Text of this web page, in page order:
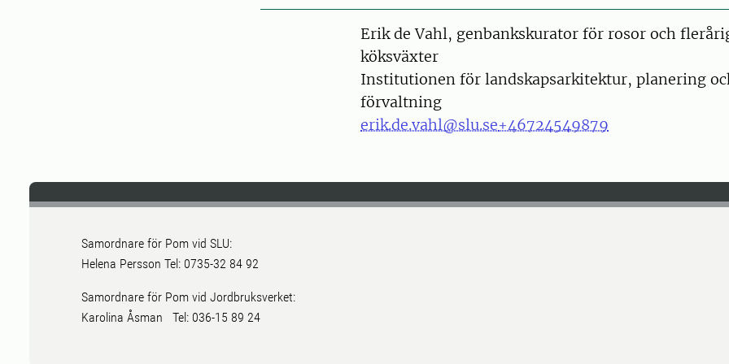
PersonErik de Vahl, genbankskurator för rosor och
köksväxter
Institutionen för landskapsarkitektur, planering
förvaltning
erik.de.vahl@slu.se+46724549879
Samordnare för Pom vid SLU:
Helena Persson Tel: 0735-32 84 92
Samordnare för Pom vid Jordbruksverket:
Karolina Åsman Tel: 036-15 89 24